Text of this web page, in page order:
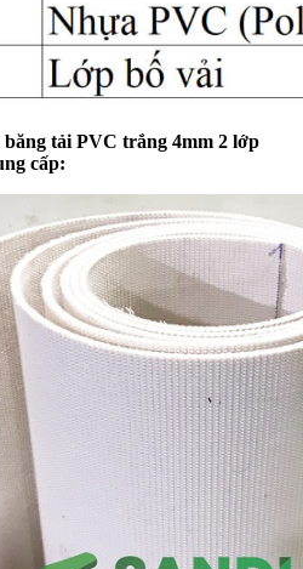
tải PVC trắng 4mm 2 lớp
cấp: